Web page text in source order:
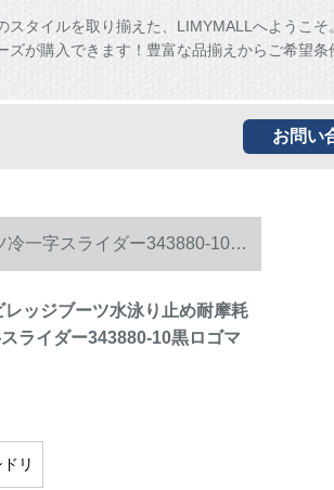
スタイルを取り揃えた、LIMYMALLへようこそ
ズが購入できます！豊富な品揃えからご希望条
お問い
一字スライダー343880-10黒
ッジブーツ水泳り止め耐摩耗
ライダー343880-10黒ロゴマ
リ